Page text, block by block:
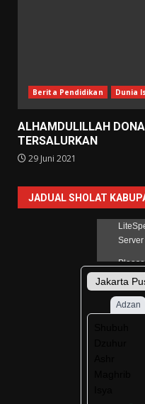
Berita Pendidikan Dunia
ALHAMDULILLAH
TERSALURKAN
29 Juni 2021
JADUAL SHOLAT